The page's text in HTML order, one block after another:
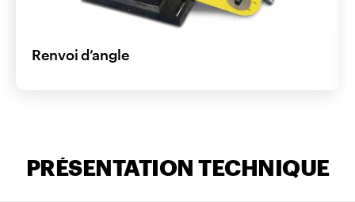
Renvoi d’angle
PRÉSENTATION TECHNIQUE